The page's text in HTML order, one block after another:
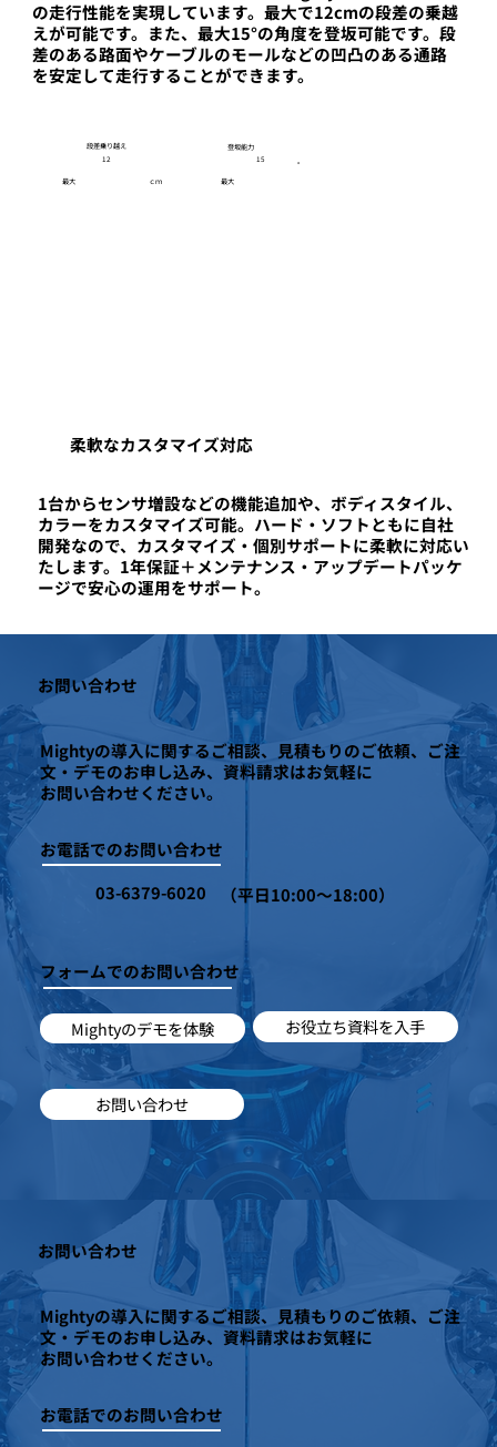
1台からセンサ増設などの機能追加や、ボディスタイル、
カラーをカスタマイズ可能。ハード・ソフトともに自社
開発なので、カスタマイズ・個別サポートに柔軟に対応い
たします。1年保証＋メンテナンス・アップデートパッケ
ージで安心の運用をサポート。
柔軟なカスタマイズ対応
の走行性能を実現しています。最大で12cmの段差の乗越
えが可能です。また、最大15°の角度を登坂可能です。段
差のある路面やケーブルのモールなどの凹凸のある通路
を安定して走行することができます。
ｃｍ
12
最大
​段差乗り越え
​°
15
最大
登坂能力
お問い合わせ
Mightyの導入に関するご相談、見積もりのご依頼、ご注
文・デモのお申し込み、資料請求はお気軽に
お問い合わせください。
お電話でのお問い合わせ
03-6379-6020
（平日10:00～18:00）
フォームでのお問い合わせ
Mightyのデモを体験 お役立ち資料を入手
お問い合わせ
お問い合わせ
Mightyの導入に関するご相談、見積もりのご依頼、ご注
文・デモのお申し込み、資料請求はお気軽に
お問い合わせください。
お電話でのお問い合わせ